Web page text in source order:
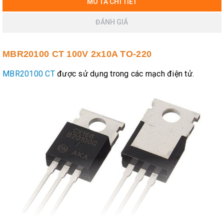
ĐÁNH GIÁ
MBR20100 CT 100V 2x10A TO-220
MBR20100 CTđược sử dụng trong các mạch điện tử.